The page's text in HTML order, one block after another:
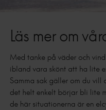
Läs mer om
Med tanke på väder och
ibland vara skönt att ha lite
Samma sak gäller om du vill
det helt enkelt börjar bli lite
de här situationerna är en